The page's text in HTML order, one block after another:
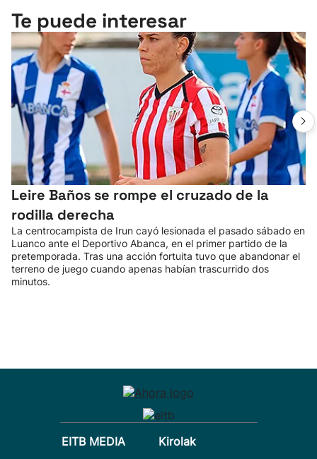
Te puede interesar
Leire Baños se rompe el cruzado de la
rodilla derecha
La centrocampista de Irun cayó lesionada el pasado sábado en
Luanco ante el Deportivo Abanca, en el primer partido de la
pretemporada. Tras una acción fortuita tuvo que abandonar el
terreno de juego cuando apenas habían trascurrido dos
minutos.
EITB MEDIA
Kirolak